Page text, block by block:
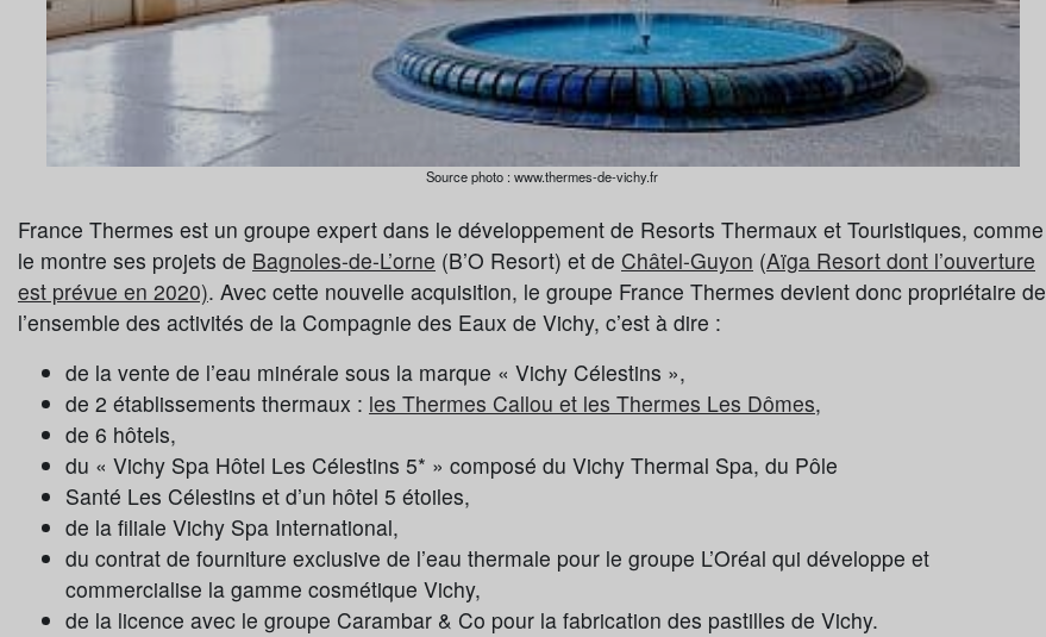
Source photo : www.thermes-de-vichy.fr
France Thermes est un groupe expert dans le développement de Resorts Thermaux et Touristiques, comme
le montre ses projets de Bagnoles-de-L’orne (B’O Resort) et de Châtel-Guyon (Aïga Resort dont l’ouverture
est prévue en 2020). Avec cette nouvelle acquisition, le groupe France Thermes devient donc propriétaire de
l’ensemble des activités de la Compagnie des Eaux de Vichy, c’est à dire :
de la vente de l’eau minérale sous la marque « Vichy Célestins »,
de 2 établissements thermaux : les Thermes Callou et les Thermes Les Dômes,
de 6 hôtels,
du « Vichy Spa Hôtel Les Célestins 5* » composé du Vichy Thermal Spa, du Pôle
Santé Les Célestins et d’un hôtel 5 étoiles,
de la filiale Vichy Spa International,
du contrat de fourniture exclusive de l’eau thermale pour le groupe L’Oréal qui développe et
commercialise la gamme cosmétique Vichy,
de la licence avec le groupe Carambar & Co pour la fabrication des pastilles de Vichy.